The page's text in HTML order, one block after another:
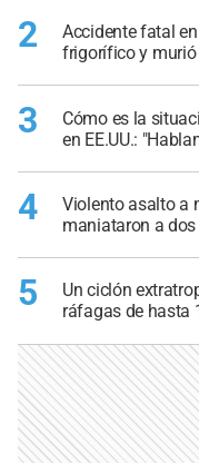
2
Accidente fatal
frigorífico y
3
Cómo es la
en EE.UU.:
4
Violento asalto a
maniataron a
5
Un ciclón
ráfagas de hasta